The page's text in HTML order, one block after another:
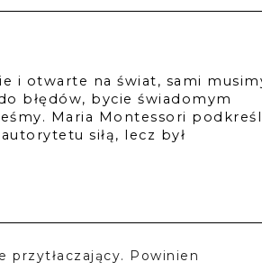
i otwarte na świat, sami
błędów, bycie świadomym
Maria Montessori
siłą, lecz był
przytłaczający. Powinien